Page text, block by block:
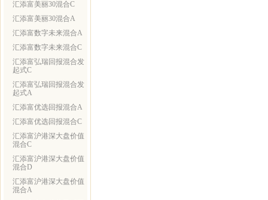
汇添富美丽30混合C
汇添富美丽30混合A
汇添富数字未来混合A
汇添富数字未来混合C
汇添富弘瑞回报混合发
起式C
汇添富弘瑞回报混合发
起式A
汇添富优选回报混合A
汇添富优选回报混合C
汇添富沪港深大盘价值
混合C
汇添富沪港深大盘价值
混合D
汇添富沪港深大盘价值
混合A